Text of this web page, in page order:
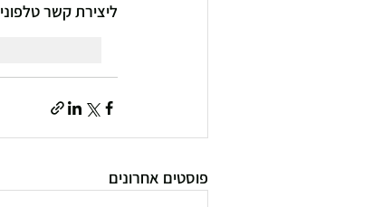
ליצירת קשר טלפוני 0528707234 או באתר
פוסטים אחרונים